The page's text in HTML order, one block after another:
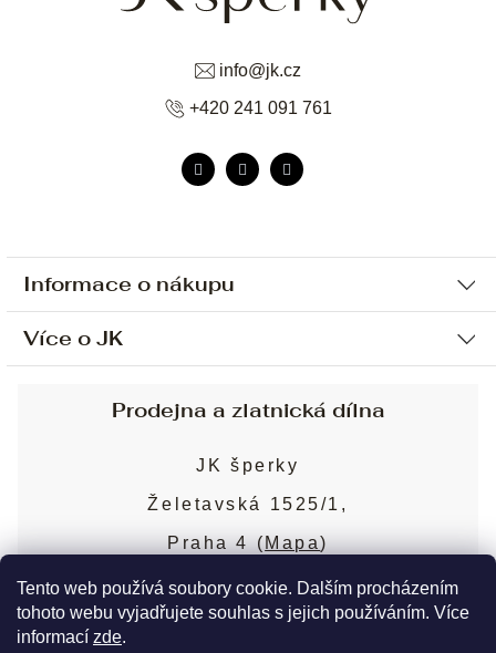
Tento web používá soubory cookie. Dalším procházením
tohoto webu vyjadřujete souhlas s jejich používáním. Více
informací zde.
Informace o nákupu
Ochrana osobních údajů
Sjednání osobní schůzky
Obchodní podmínky
Puncovní značky
Více o JK
Blog
Nejčastější dotazy
info@jk.cz
+420 241 091 761
Prodejna a zlatnická dílna
JK šperky
Želetavská 1525/1,
Praha 4 ( Mapa)
Více o prodejně